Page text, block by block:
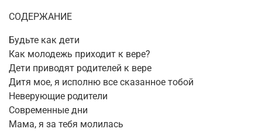
СОДЕРЖАНИЕ
Будьте как дети
Как молодежь приходит к вере?
Дети приводят родителей к вере
Дитя мое, я исполню все сказанное тобой
Неверующие родители
Современные дни
Мама, я за тебя молилась